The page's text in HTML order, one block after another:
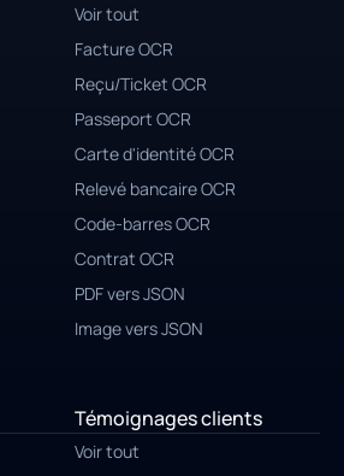
Voir tout
Facture OCR
Reçu/Ticket OCR
Passeport OCR
Carte d'identité OCR
Relevé bancaire OCR
Code-barres OCR
Contrat OCR
PDF vers JSON
Image vers JSON
Témoignages clients
Voir tout